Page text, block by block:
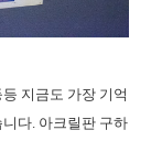
지금도 가장 기억
다. 아크릴판 구하